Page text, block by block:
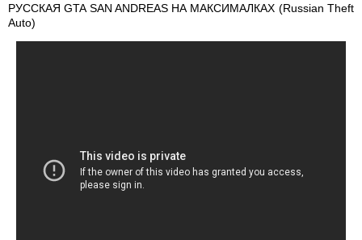
РУССКАЯ GTA SAN ANDREAS НА МАКСИМАЛКАХ (Russian Theft
Auto)